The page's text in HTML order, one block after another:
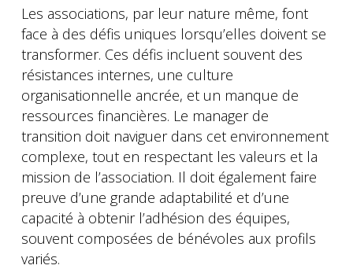
Les associations, par leur nature même, font
face à des défis uniques lorsqu’elles doivent se
transformer. Ces défis incluent souvent des
résistances internes, une culture
organisationnelle ancrée, et un manque de
ressources financières. Le manager de
transition doit naviguer dans cet environnement
complexe, tout en respectant les valeurs et la
mission de l’association. Il doit également faire
preuve d’une grande adaptabilité et d’une
capacité à obtenir l’adhésion des équipes,
souvent composées de bénévoles aux profils
variés.